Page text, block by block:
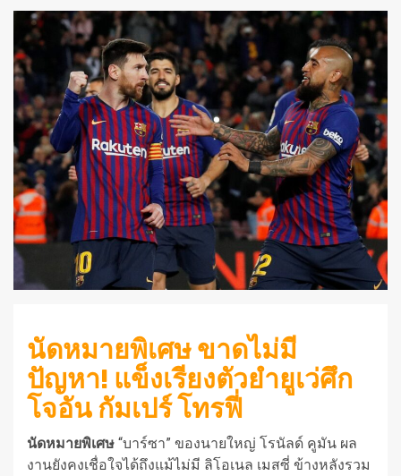
นัดหมายพิเศษ ขาดไม่มี
ปัญหา! แข็งเรียงตัวยำยูเว่ศึก
โจอัน กัมเปร์ โทรฟี่
นัดหมายพิเศษ “บาร์ซา” ของนายใหญ่ โรนัลด์ คูมัน ผล
งานยังคงเชื่อใจได้ถึงแม้ไม่มี ลิโอเนล เมสซี่ ข้างหลังรวม